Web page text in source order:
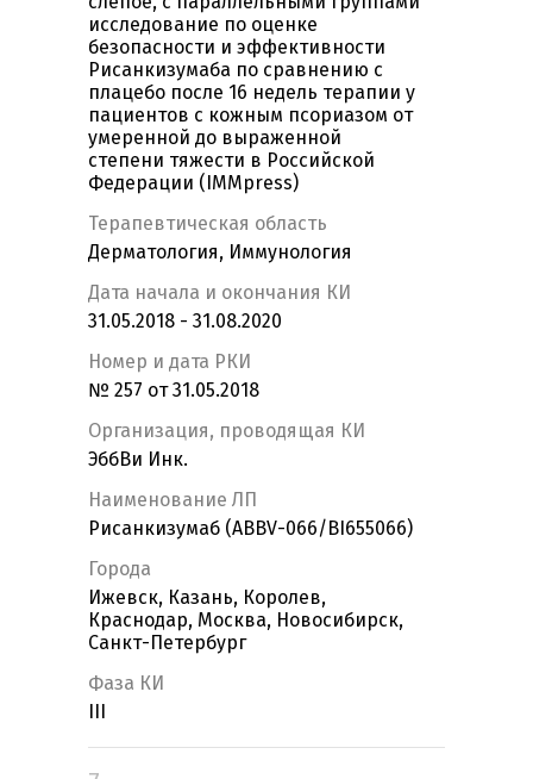
исследование по оценке
безопасности и эффективности
Рисанкизумаба по сравнению с
плацебо после 16 недель терапии у
пациентов с кожным псориазом от
умеренной до выраженной
степени тяжести в Российской
Федерации (IMMpress)
Терапевтическая область
Дерматология, Иммунология
Дата начала и окончания КИ
31.05.2018 - 31.08.2020
Номер и дата РКИ
№ 257 от 31.05.2018
Организация, проводящая КИ
ЭббВи Инк.
Наименование ЛП
Рисанкизумаб (ABBV-066/BI655066)
Города
Ижевск, Казань, Королев,
Краснодар, Москва, Новосибирск,
Санкт-Петербург
Фаза КИ